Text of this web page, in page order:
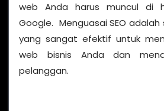
web Anda harus muncul di
Google. Menguasai SEO
yang sangat efektif untuk
web bisnis Anda dan
pelanggan.